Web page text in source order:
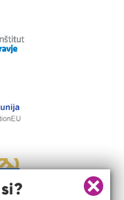
Zapri